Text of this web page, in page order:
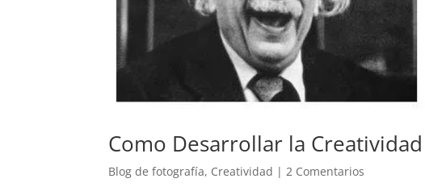
Como Desarrollar la Creatividad
Blog de fotografía, Creatividad | 2 Comentarios